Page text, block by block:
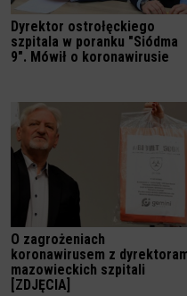
Dyrektor ostrołęckiego
szpitala w poranku "Siódma
9". Mówił o koronawirusie
O zagrożeniach
koronawirusem z
mazowieckich szpitali
[ZDJĘCIA]